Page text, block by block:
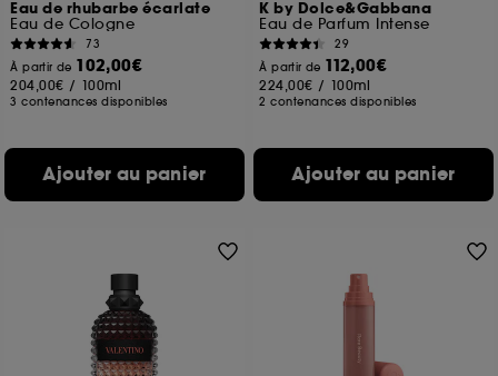
Eau de rhubarbe écarlate
Eau de Cologne
73
À partir de 102,00€
204,00€ / 100ml
3 contenances disponibles
Ajouter au panier
K by Dolce&Gabbana
Eau de Parfum Intense
29
À partir de 112,00€
224,00€ / 100ml
2 contenances disponibles
Ajouter au panier